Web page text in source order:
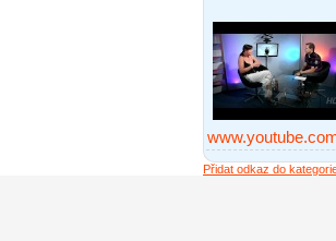
Přidat odkaz do